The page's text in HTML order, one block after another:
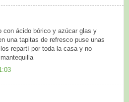
con ácido bórico y azúcar glas y
una tapitas de refresco puse unas
repartí por toda la casa y no